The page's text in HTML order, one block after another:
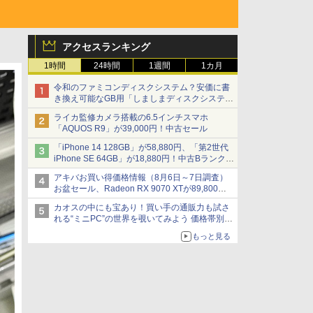
アクセスランキング
1時間 24時間 1週間 1カ月
令和のファミコンディスクシステム？安価に書
き換え可能なGB用「しましまディスクシステ
ム」
ライカ監修カメラ搭載の6.5インチスマホ
「AQUOS R9」が39,000円！中古セール
「iPhone 14 128GB」が58,880円、「第2世代
iPhone SE 64GB」が18,880円！中古Bランク品
セール
アキバお買い得価格情報（8月6日～7日調査）
お盆セール、Radeon RX 9070 XTが89,800
円、水平周波数24.8kHz対応の17型モニターが
9,801円、暑さ指数連動セール ほか
カオスの中にも宝あり！買い手の通販力も試さ
れる“ミニPC”の世界を覗いてみよう 価格帯別に
仕様や特徴を整理、11製品をピックアップ text
もっと見る